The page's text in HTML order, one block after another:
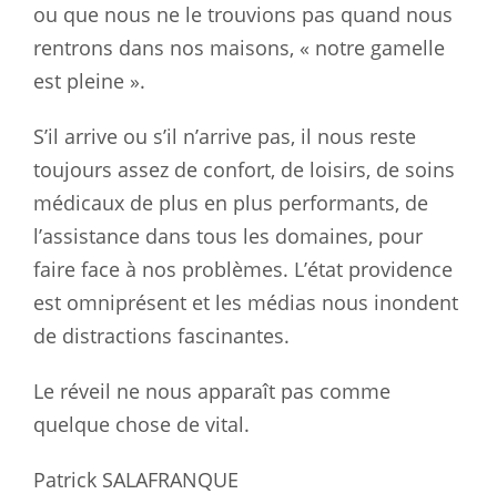
ou que nous ne le trouvions pas quand nous
rentrons dans nos maisons, « notre gamelle
est pleine ».
S’il arrive ou s’il n’arrive pas, il nous reste
toujours assez de confort, de loisirs, de soins
médicaux de plus en plus performants, de
l’assistance dans tous les domaines, pour
faire face à nos problèmes. L’état providence
est omniprésent et les médias nous inondent
de distractions fascinantes.
Le réveil ne nous apparaît pas comme
quelque chose de vital.
Patrick SALAFRANQUE